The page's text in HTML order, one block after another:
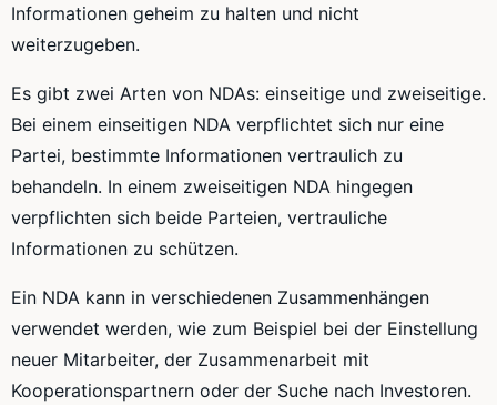
Informationen geheim zu halten und nicht
weiterzugeben.
Es gibt zwei Arten von NDAs: einseitige und zweiseitige.
Bei einem einseitigen NDA verpflichtet sich nur eine
Partei, bestimmte Informationen vertraulich zu
behandeln. In einem zweiseitigen NDA hingegen
verpflichten sich beide Parteien, vertrauliche
Informationen zu schützen.
Ein NDA kann in verschiedenen Zusammenhängen
verwendet werden, wie zum Beispiel bei der Einstellung
neuer Mitarbeiter, der Zusammenarbeit mit
Kooperationspartnern oder der Suche nach Investoren.